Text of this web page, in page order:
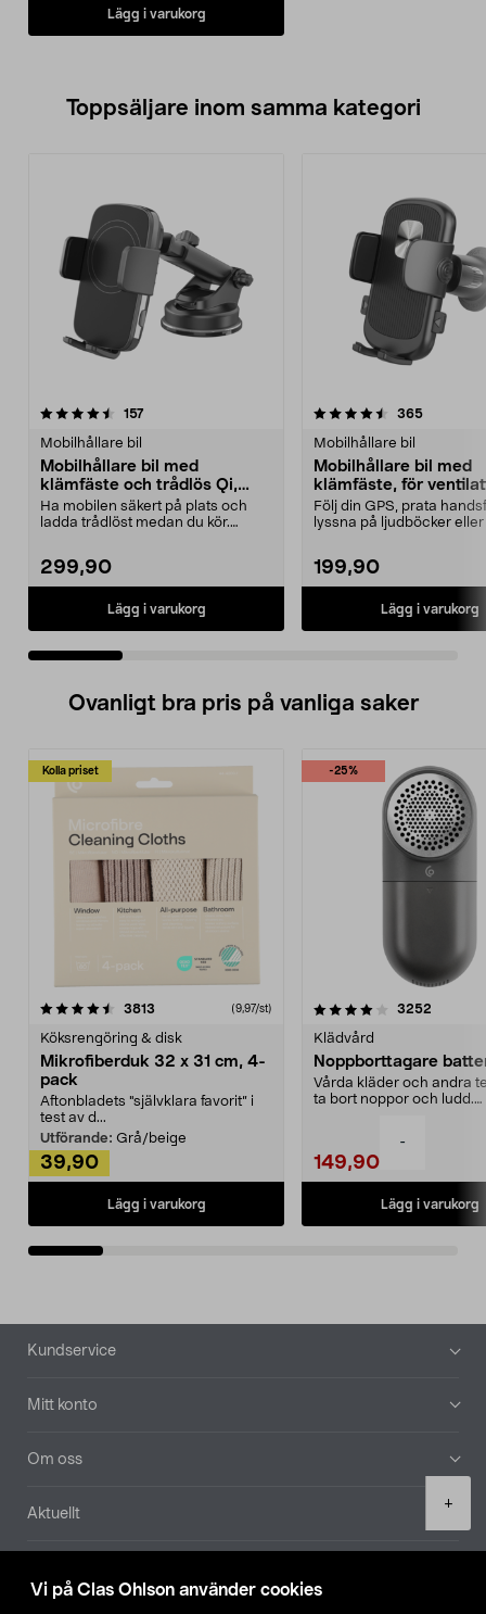
Vi på Clas Ohlson använder cookies
-
+
Lägg i varukorg
Toppsäljare inom samma kategori
157recensioner
Mobilhållare bil
Mobilhållare bil med
klämfäste och trådlös Qi,
sugpropp
Ha mobilen säkert på plats och
ladda trådlöst medan du kör.
299,90
Lägg i varukorg
4.5 av 5 stjärnor 365
Mobilhållare bil
Mobilhållare bil med
klämfäste, för
Följ din GPS, prata
lyssna på ljudböcker
199,90
Lägg i varukorg
4.5 av 5 stjärnor
Ovanligt bra pris på vanliga saker
Kolla priset
3813 (9,97/st)
Köksrengöring & disk
Mikrofiberduk 32 x 31 cm, 4-
pack
Aftonbladets "självklara favorit” i
test av d...
Utförande: Grå/beige
39,90
Lägg i varukorg
-25%
4.0av 5 stjärnor 3252
Klädvård
Noppborttagare
Vårda kläder och andra
ta bort noppor och ludd.
149,90
Lägg i varukorg
4.5av 5 stjärnor
Sidfot
Kundservice
Mitt konto
Om oss
Aktuellt